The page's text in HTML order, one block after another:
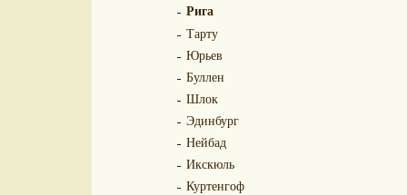
Рига
Тарту
Юрьев
Буллен
Шлок
Эдинбург
Нейбад
Икскюль
Куртенгоф